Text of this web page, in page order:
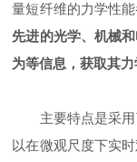
量短纤维的力学性能
先进的光学、机械
为等信息，获取其力
主要特点是采用
以在微观尺度下实